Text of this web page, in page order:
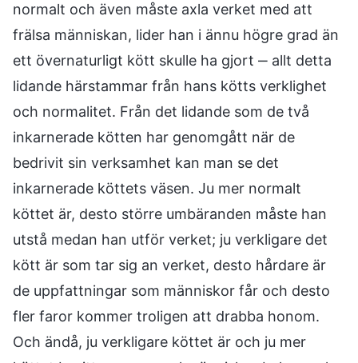
normalt och även måste axla verket med att
frälsa människan, lider han i ännu högre grad än
ett övernaturligt kött skulle ha gjort ‒ allt detta
lidande härstammar från hans kötts verklighet
och normalitet. Från det lidande som de två
inkarnerade kötten har genomgått när de
bedrivit sin verksamhet kan man se det
inkarnerade köttets väsen. Ju mer normalt
köttet är, desto större umbäranden måste han
utstå medan han utför verket; ju verkligare det
kött är som tar sig an verket, desto hårdare är
de uppfattningar som människor får och desto
fler faror kommer troligen att drabba honom.
Och ändå, ju verkligare köttet är och ju mer